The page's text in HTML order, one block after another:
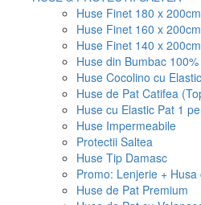
Huse Finet 180 x 200cm
Huse Finet 160 x 200cm
Huse Finet 140 x 200cm
Huse din Bumbac
Huse Cocolino cu Elastic
Huse de Pat Catifea
Huse cu Elastic Pat 1
Huse Impermeabile
Protectii Saltea
Huse Tip Damasc
Promo: Lenjerie + Husa
Huse de Pat Premium